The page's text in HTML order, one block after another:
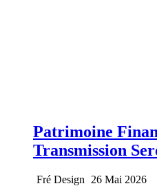
Patrimoine
Transmission
Fré Design 26 Mai 2026